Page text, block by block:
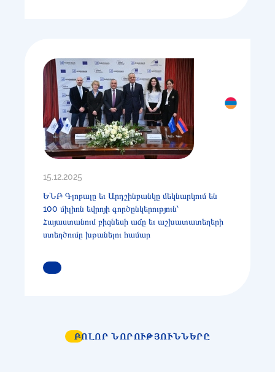
15.12.2025
ԵՆԲ Գլոբալը եւ Արդշինբանկը մեկնարկում են
100 միլիոն եվրոյի գործընկերություն՝
Հայաստանում բիզնեսի աճը եւ աշխատատեղերի
ստեղծումը խթանելու համար
ԿԱՐԴԱՑԵՔ ԱՎԵԼԻՆ
ԲՈԼՈՐ ՆՈՐՈՒԹՅՈՒՆՆԵՐԸ